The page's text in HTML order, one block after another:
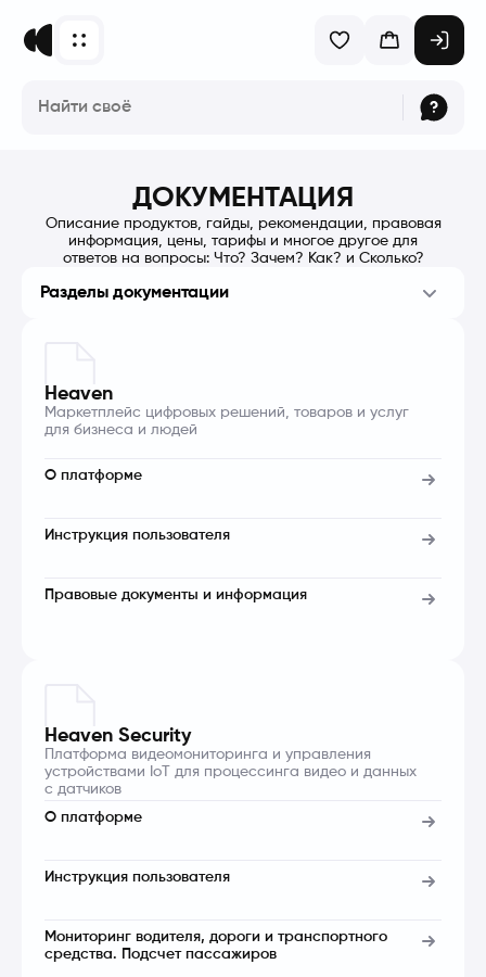
ДОКУМЕНТАЦИЯ
Описание продуктов, гайды, рекомендации, правовая
информация, цены, тарифы и многое другое для
ответов на вопросы: Что? Зачем? Как? и Сколько?
Разделы документации
Heaven
Маркетплейс цифровых решений, товаров и услуг
для бизнеса и людей
О платформе
Инструкция пользователя
Правовые документы и информация
Heaven Security
Платформа видеомониторинга и управления
устройствами IoT для процессинга видео и данных
с датчиков
О платформе
Инструкция пользователя
Мониторинг водителя, дороги и транспортного
средства. Подсчет пассажиров